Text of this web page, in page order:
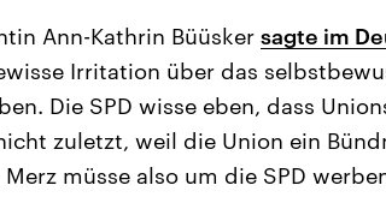
Ann-Kathrin Büüsker sagte im
Irritation über das
Die SPD wisse eben, dass
zuletzt, weil die Union ein
müsse also um die SPD